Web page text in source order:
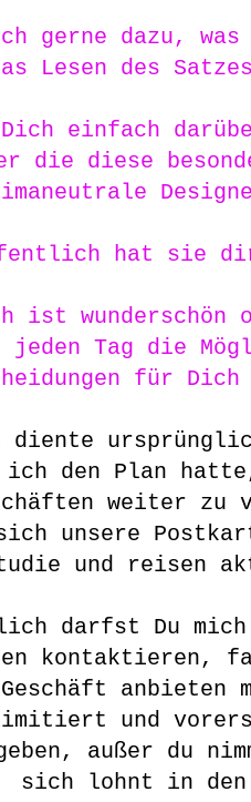
gerne dazu,
Lesen des
einfach
die diese
hat sie dir
ist
jeden Tag die
für
diente
ich den Plan
weiter zu
unsere
und reisen
darfst Du
kontaktieren,
und
außer du
sich lohnt in den